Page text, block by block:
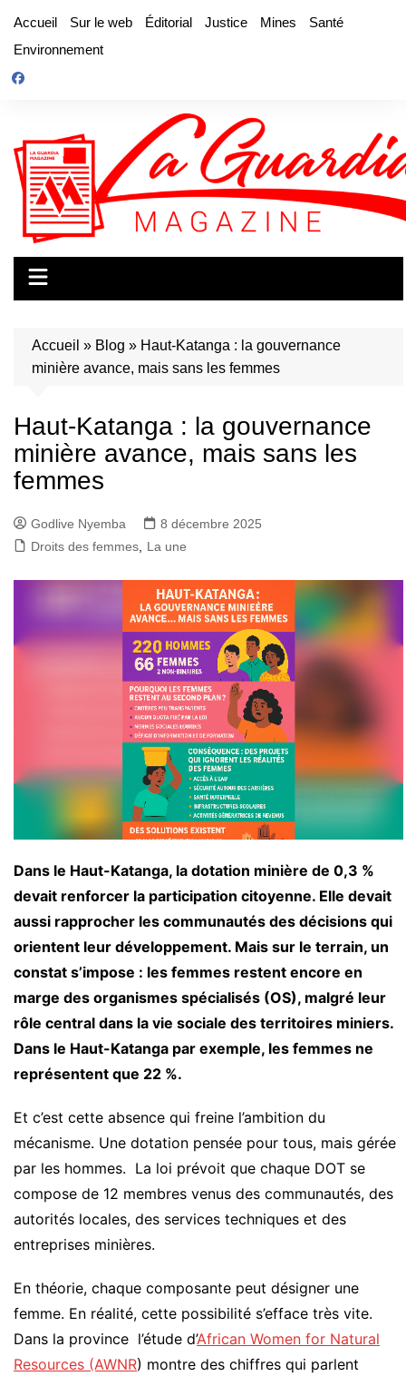
contenu
Accueil Sur le web Éditorial Justice Mines
Santé
Environnement
Accueil » Blog » Haut-Katanga : la gouvernance
minière avance, mais sans les femmes
Haut-Katanga : la gouvernance
minière avance, mais sans les
femmes
Godlive Nyemba
8 décembre 2025
Droits des femmes
La une
Dans le Haut-Katanga, la dotation minière de 0,3 %
devait renforcer la participation citoyenne. Elle devait
aussi rapprocher les communautés des décisions qui
orientent leur développement. Mais sur le terrain, un
constat s’impose : les femmes restent encore en
marge des organismes spécialisés (OS), malgré leur
rôle central dans la vie sociale des territoires miniers.
Dans le Haut-Katanga par exemple, les femmes ne
représentent que 22 %.
Et c’est cette absence qui freine l’ambition du
mécanisme. Une dotation pensée pour tous, mais gérée
par les hommes. La loi prévoit que chaque DOT se
compose de 12 membres venus des communautés, des
autorités locales, des services techniques et des
entreprises minières.
En théorie, chaque composante peut désigner une
femme. En réalité, cette possibilité s’efface très vite.
Dans la province l’étude d’African Women for Natural
Resources (AWNR) montre des chiffres qui parlent